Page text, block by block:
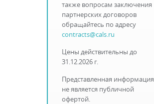
также вопросам заключения
партнерских договоров
обращайтесь по адресу
contracts@cals.ru
Цены действительны до
31.12.2026 г.
Представленная информация
не является публичной
офертой.